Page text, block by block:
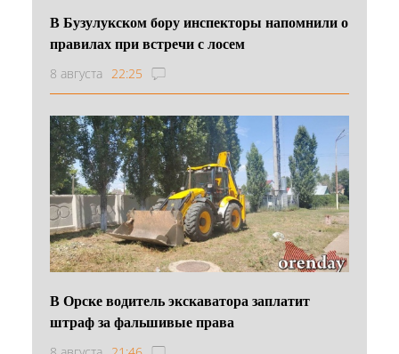
В Бузулукском бору инспекторы напомнили о
правилах при встречи с лосем
8 августа 22:25
В Орске водитель экскаватора заплатит
штраф за фальшивые права